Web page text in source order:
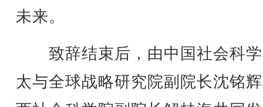
未来。
致辞结束后，由中国社会科
太与全球战略研究院副院长沈铭